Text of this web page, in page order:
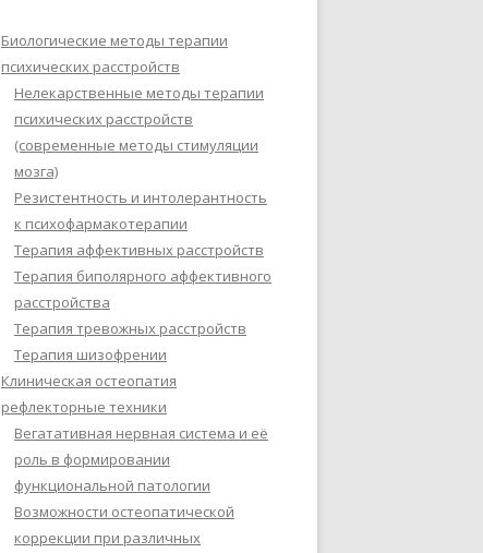
Биологические методы терапии
психических расстройств
Нелекарственные методы терапии
психических расстройств
(современные методы стимуляции
мозга)
Резистентность и интолерантность
к психофармакотерапии
Терапия аффективных расстройств
Терапия биполярного аффективного
расстройства
Терапия тревожных расстройств
Терапия шизофрении
Клиническая остеопатия
рефлекторные техники
Вегатативная нервная система и её
роль в формировании
функциональной патологии
Возможности остеопатической
коррекции при различных